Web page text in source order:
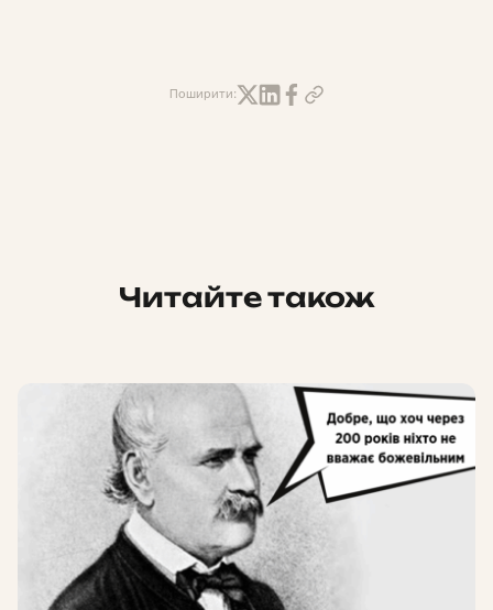
Поширити:
Читайте також